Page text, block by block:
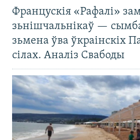
Францускія «Рафалі»
зьнішчальнікаў —
зьмена ўва ўкраінскіх
сілах. Аналіз Свабоды